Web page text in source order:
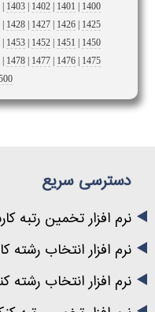
1400
1401
|
1402
|
1403
|
1425
|
1426
|
1427
|
1428
|
1450
1451
|
1452
|
1453
|
1475
|
1476
|
1477
|
1478
|
دسترسی سریع
نرم افزار تخمین رتبه
نرم افزار انتخاب رشته
نرم افزار انتخاب رشته